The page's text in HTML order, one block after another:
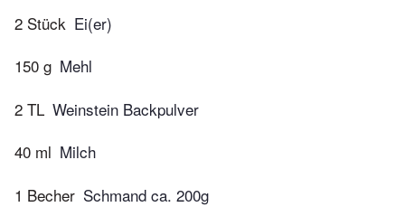
2 Stück Ei(er)
150 g Mehl
2 TL Weinstein Backpulver
40 ml Milch
1 Becher Schmand ca. 200g